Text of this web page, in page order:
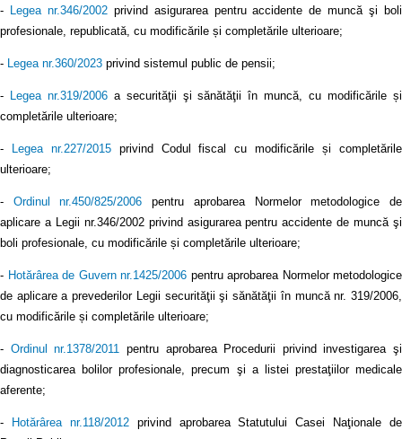
- Legea nr.346/2002privind asigurarea pentru accidente de muncă şi boli
profesionale, republicată, cu modificările și completările ulterioare;
- Legea nr.360/2023 privind sistemul public de pensii;
- Legea nr.319/2006a securităţii şi sănătăţii în muncă, cu modificările și
completările ulterioare;
- Legea nr.227/2015privind Codul fiscal cu modificările și completările
ulterioare;
- Ordinul nr.450/825/2006 pentru aprobarea Normelor metodologice de
aplicare a Legii nr.346/2002 privind asigurarea pentru accidente de muncă şi
boli profesionale, cu modificările și completările ulterioare;
- Hotărârea de Guvern nr.1425/2006 pentru aprobarea Normelor metodologice
de aplicare a prevederilor Legii securităţii şi sănătăţii în muncă nr. 319/2006,
cu modificările și completările ulterioare;
- Ordinul nr.1378/2011
pentru aprobarea Procedurii privind investigarea şi
diagnosticarea bolilor profesionale, precum şi a listei prestaţiilor medicale
aferente;
- Hotărârea nr.118/2012privind aprobarea Statutului Casei Naţionale de